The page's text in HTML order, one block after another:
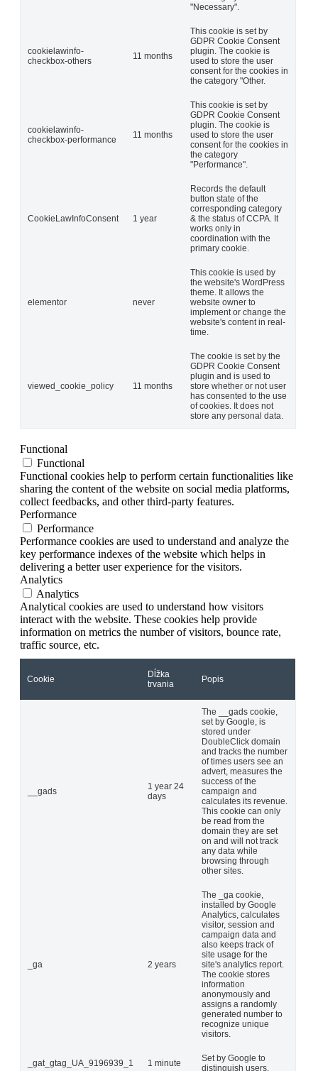
"Necessary".
cookielawinfo-
checkbox-others
11 months
This cookie is set by
GDPR Cookie Consent
plugin. The cookie is
used to store the user
consent for the cookies in
the category "Other.
cookielawinfo-
checkbox-performance
11 months
This cookie is set by
GDPR Cookie Consent
plugin. The cookie is
used to store the user
consent for the cookies in
the category
"Performance".
CookieLawInfoConsent 1 year
Records the default
button state of the
corresponding category
& the status of CCPA. It
works only in
coordination with the
primary cookie.
elementor never
This cookie is used by
the website's WordPress
theme. It allows the
website owner to
implement or change the
website's content in real-
time.
viewed_cookie_policy 11 months
The cookie is set by the
GDPR Cookie Consent
plugin and is used to
store whether or not user
has consented to the use
of cookies. It does not
store any personal data.
Functional
Functional
Functional cookies help to perform certain functionalities like
sharing the content of the website on social media platforms,
collect feedbacks, and other third-party features.
Performance
Performance
Performance cookies are used to understand and analyze the
key performance indexes of the website which helps in
delivering a better user experience for the visitors.
Analytics
Analytics
Analytical cookies are used to understand how visitors
interact with the website. These cookies help provide
information on metrics the number of visitors, bounce rate,
traffic source, etc.
Cookie
Dĺžka
trvania
Popis
__gads
1 year 24
days
The __gads cookie,
set by Google, is
stored under
DoubleClick domain
and tracks the number
of times users see an
advert, measures the
success of the
campaign and
calculates its revenue.
This cookie can only
be read from the
domain they are set
on and will not track
any data while
browsing through
other sites.
_ga 2 years
The _ga cookie,
installed by Google
Analytics, calculates
visitor, session and
campaign data and
also keeps track of
site usage for the
site's analytics report.
The cookie stores
information
anonymously and
assigns a randomly
generated number to
recognize unique
visitors.
_gat_gtag_UA_9196939_1 1 minute
Set by Google to
distinguish users.